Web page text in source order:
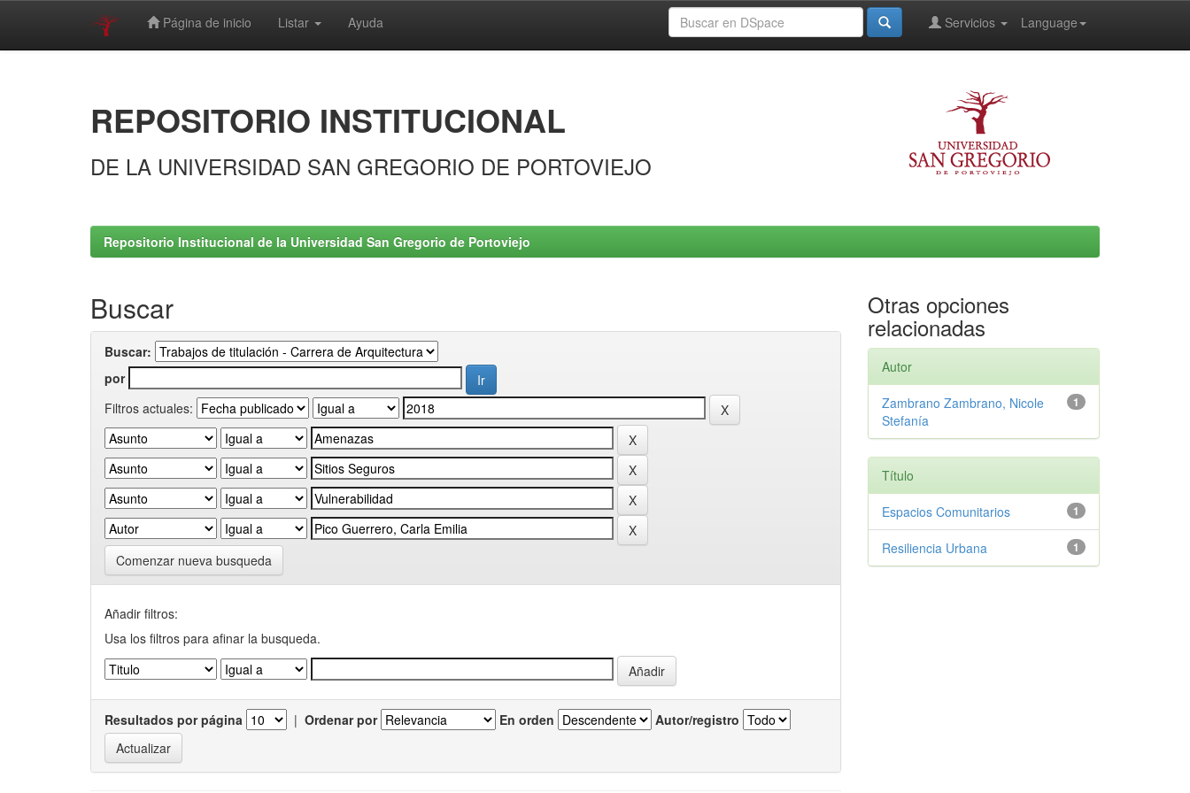
Página de inicio Listar Ayuda Language
Servicios
REPOSITORIO INSTITUCIONAL
DE LA UNIVERSIDAD SAN GREGORIO DE PORTOVIEJO
Repositorio Institucional de la Universidad San Gregorio de Portoviejo
Buscar
Buscar:
por
Filtros actuales:
Comenzar nueva busqueda
Añadir filtros:
Usa los filtros para afinar la busqueda.
Resultados por página | Ordenar por En orden Autor/registro
Otras opciones
relacionadas
Autor
1
Zambrano Zambrano, Nicole
Stefanía
Título
1
Espacios Comunitarios
1
Resiliencia Urbana